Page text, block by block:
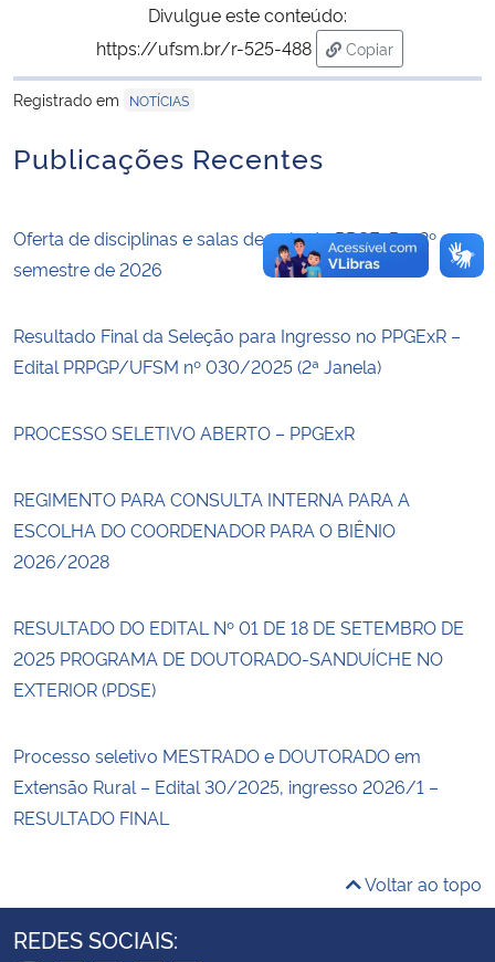
Divulgue este conteúdo:
https://ufsm.br/r-525-488
Copiar
para área de
Registrado em
NOTÍCIAS
Publicações Recentes
Oferta de disciplinas e salas de aula do PPGExR – 2º
semestre de 2026
Resultado Final da Seleção para Ingresso no PPGExR –
Edital PRPGP/UFSM nº 030/2025 (2ª Janela)
PROCESSO SELETIVO ABERTO – PPGExR
REGIMENTO PARA CONSULTA INTERNA PARA A
ESCOLHA DO COORDENADOR PARA O BIÊNIO
2026/2028
RESULTADO DO EDITAL Nº 01 DE 18 DE SETEMBRO DE
2025 PROGRAMA DE DOUTORADO-SANDUÍCHE NO
EXTERIOR (PDSE)
Processo seletivo MESTRADO e DOUTORADO em
Extensão Rural – Edital 30/2025, ingresso 2026/1 –
RESULTADO FINAL
Voltar ao topo
REDES SOCIAIS: